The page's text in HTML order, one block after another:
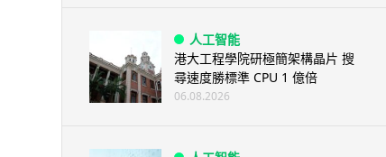
人工智能
港大工程學院研極簡架構晶片 搜
尋速度勝標準 CPU 1 億倍
06.08.2026